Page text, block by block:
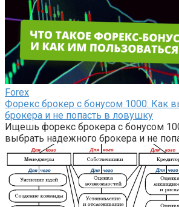
Forex
Форекс брокер с бонусом 1000: Как
брокера и не попасть в ловушку
Ищешь форекс брокера с бонусом
выбрать надежного брокера и не